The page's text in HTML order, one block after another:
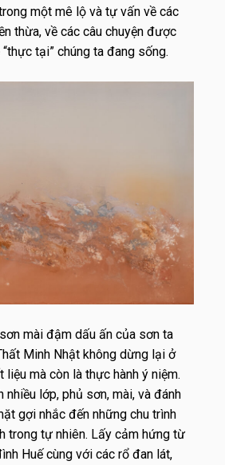
một mê lộ và tự vấn về các
thừa, về các câu chuyện được
tại” chúng ta đang sống.
mài đậm dấu ấn của sơn ta
Minh Nhật không dừng lại ở
liệu mà còn là thực hành ý niệm.
nhiều lớp, phủ sơn, mài, và đánh
gợi nhắc đến những chu trình
trong tự nhiên. Lấy cảm hứng từ
Huế cùng với các rổ đan lát,